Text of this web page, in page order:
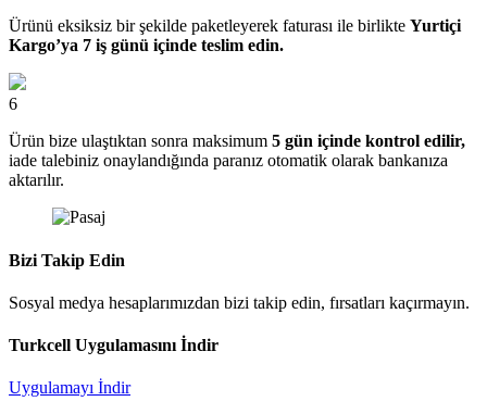
Ürünü eksiksiz bir şekilde paketleyerek faturası ile birlikte Yurtiçi
Kargo’ya 7 iş günü içinde teslim edin.
6
Ürün bize ulaştıktan sonra maksimum 5 gün içinde kontrol edilir,
iade talebiniz onaylandığında paranız otomatik olarak bankanıza
aktarılır.
Bizi Takip Edin
Sosyal medya hesaplarımızdan bizi takip edin, fırsatları kaçırmayın.
Turkcell Uygulamasını İndir
Uygulamayı İndir